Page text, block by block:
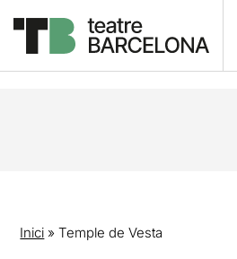
Inici »Temple de Vesta